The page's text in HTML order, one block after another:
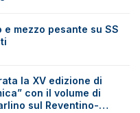
mezzo pesante su SS
la XV edizione di
con il volume di
sul Reventino-